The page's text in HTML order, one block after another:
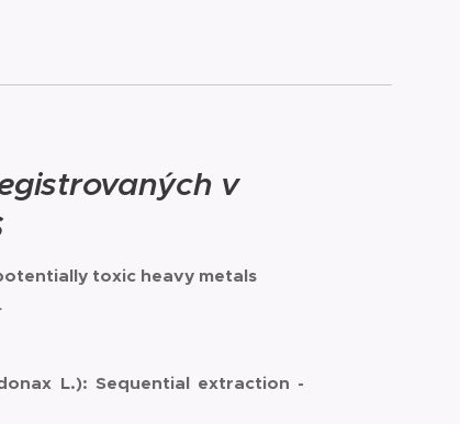
v
toxic heavy metals
L.): Sequential extraction -